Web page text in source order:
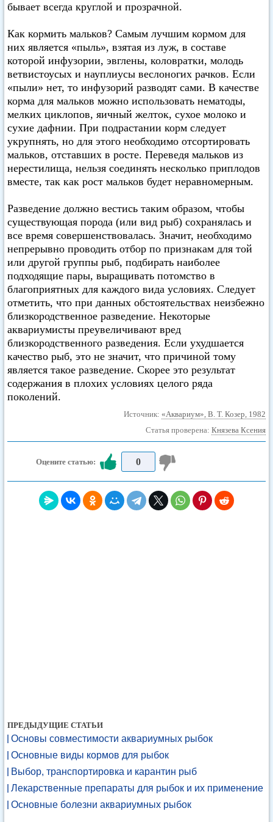
бывает всегда круглой и прозрачной.
Как кормить мальков? Самым лучшим кормом для
них является «пыль», взятая из луж, в составе
которой инфузории, эвглены, коловратки, молодь
ветвистоусых и науплиусы веслоногих рачков. Если
«пыли» нет, то инфузорий разводят сами. В качестве
корма для мальков можно использовать нематоды,
мелких циклопов, яичный желток, сухое молоко и
сухие дафнии. При подрастании корм следует
укрупнять, но для этого необходимо отсортировать
мальков, отставших в росте. Переведя мальков из
нерестилища, нельзя соединять несколько приплодов
вместе, так как рост мальков будет неравномерным.
Разведение должно вестись таким образом, чтобы
существующая порода (или вид рыб) сохранялась и
все время совершенствовалась. Значит, необходимо
непрерывно проводить отбор по признакам для той
или другой группы рыб, подбирать наиболее
подходящие пары, выращивать потомство в
благоприятных для каждого вида условиях. Следует
отметить, что при данных обстоятельствах неизбежно
близкородственное разведение. Некоторые
аквариумисты преувеличивают вред
близкородственного разведения. Если ухудшается
качество рыб, это не значит, что причиной тому
является такое разведение. Скорее это результат
содержания в плохих условиях целого ряда
поколений.
Источник: «Аквариум», В. Т. Козер, 1982
Статья проверена: Князева Ксения
Оцените статью: 0
ПРЕДЫДУЩИЕ СТАТЬИ
Основы совместимости аквариумных рыбок
Основные виды кормов для рыбок
Выбор, транспортировка и карантин рыб
Лекарственные препараты для рыбок и их применение
Основные болезни аквариумных рыбок